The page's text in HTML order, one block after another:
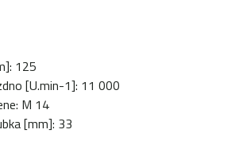
125
[U.min-1]: 11 000
M 14
[mm]: 33